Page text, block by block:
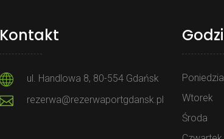
Kontakt
ul. Handlowa 8, 80-554 Gdańsk
rezerwa@rezerwaportgdansk.pl
Wtorek
Środa